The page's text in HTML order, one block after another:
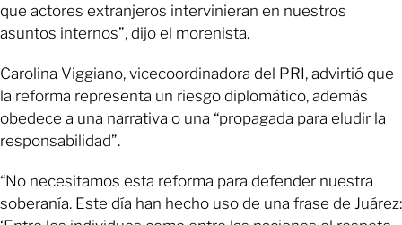
que actores extranjeros intervinieran en nuestros
asuntos internos”, dijo el morenista.
Carolina Viggiano, vicecoordinadora del PRI, advirtió que
la reforma representa un riesgo diplomático, además
obedece a una narrativa o una “propagada para eludir la
responsabilidad”.
“No necesitamos esta reforma para defender nuestra
soberanía. Este día han hecho uso de una frase de Juárez: